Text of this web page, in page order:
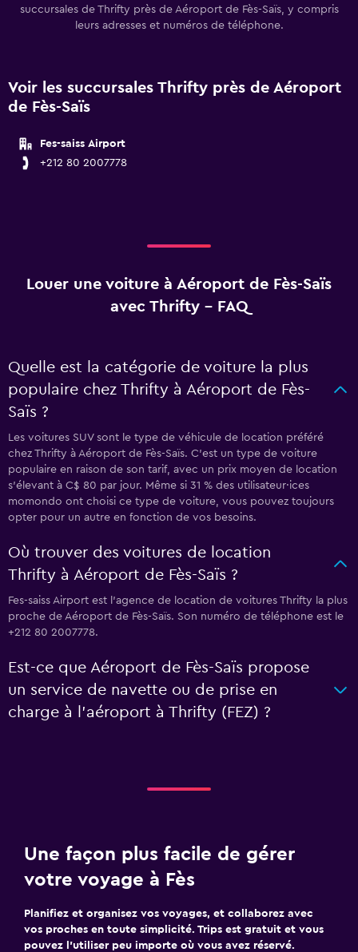
succursales de Thrifty près de Aéroport de Fès-Saïs, y compris
leurs adresses et numéros de téléphone.
Voir les succursales Thrifty près de Aéroport
de Fès-Saïs
Fes-saiss Airport
+212 80 2007778
Louer une voiture à Aéroport de Fès-Saïs
avec Thrifty - FAQ
Quelle est la catégorie de voiture la plus
populaire chez Thrifty à Aéroport de Fès-
Saïs ?
Les voitures SUV sont le type de véhicule de location préféré
chez Thrifty à Aéroport de Fès-Saïs. C'est un type de voiture
populaire en raison de son tarif, avec un prix moyen de location
s'élevant à C$ 80 par jour. Même si 31 % des utilisateur·ices
momondo ont choisi ce type de voiture, vous pouvez toujours
opter pour un autre en fonction de vos besoins.
Où trouver des voitures de location
Thrifty à Aéroport de Fès-Saïs ?
Fes-saiss Airport est l'agence de location de voitures Thrifty la plus
proche de Aéroport de Fès-Saïs. Son numéro de téléphone est le
+212 80 2007778.
Est-ce que Aéroport de Fès-Saïs propose
un service de navette ou de prise en
charge à l’aéroport à Thrifty (FEZ) ?
Une façon plus facile de gérer
votre voyage à Fès
Planifiez et organisez vos voyages, et collaborez avec
vos proches en toute simplicité. Trips est gratuit et vous
pouvez l’utiliser peu importe où vous avez réservé.